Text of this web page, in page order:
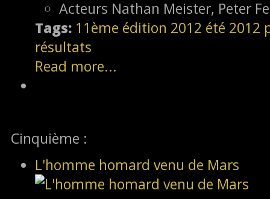
Acteurs Nathan Meister, Peter
Tags: 11ème édition 2012 été 2012
résultats
Read more...
Cinquième :
L'homme homard venu de Mars